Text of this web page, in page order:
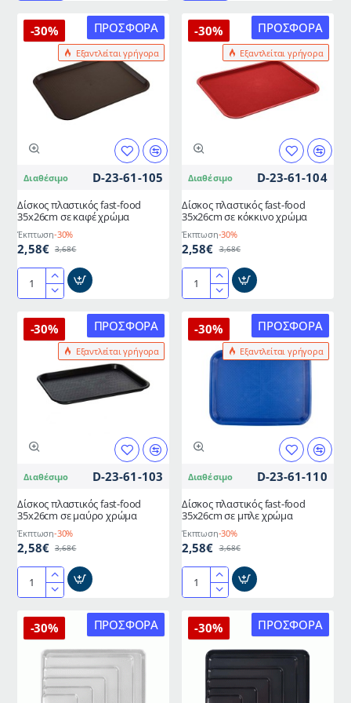
ζαχαροπλαστικής
από
μαύρο
χρώμα
διαστάσεων
σερβιρίσματος
από
λευκό
χρώμα
διαστάσεων
ΠΡΟΣΦΟΡΆ
Εξαντλείται γρήγορα
-30%
Διαθέσιμο D-23-61-105
Δίσκος πλαστικός fast-food
35x26cm σε καφέ χρώμα
Έκπτωση-30%
2,58€ 3,68€
Δίσκος
fast-
food
καφέ
χρώμα
ΠΡΟΣΦΟΡΆ
Εξαντλείται γρήγορα
-30%
Διαθέσιμο D-23-61-104
Δίσκος πλαστικός fast-food
35x26cm σε κόκκινο χρώμα
Έκπτωση-30%
2,58€ 3,68€
Δίσκος
fast-
food
35x26cm
κόκκινο
ΠΡΟΣΦΟΡΆ
Εξαντλείται γρήγορα
-30%
Διαθέσιμο D-23-61-103
Δίσκος πλαστικός fast-food
35x26cm σε μαύρο χρώμα
Έκπτωση-30%
2,58€ 3,68€
Δίσκος
fast-
food
35x26cm
μαύρο
χρώμα
ΠΡΟΣΦΟΡΆ
Εξαντλείται γρήγορα
-30%
Διαθέσιμο D-23-61-110
Δίσκος πλαστικός fast-food
35x26cm σε μπλε χρώμα
Έκπτωση-30%
2,58€ 3,68€
Δίσκος
fast-
food
35x26cm
χρώμα
ΠΡΟΣΦΟΡΆ
-30% ΠΡΟΣΦΟΡΆ
-30%